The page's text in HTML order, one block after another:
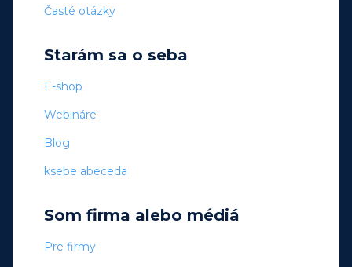
Časté otázky
Starám sa o seba
E-shop
Webináre
Blog
ksebe abeceda
Som firma alebo médiá
Pre firmy